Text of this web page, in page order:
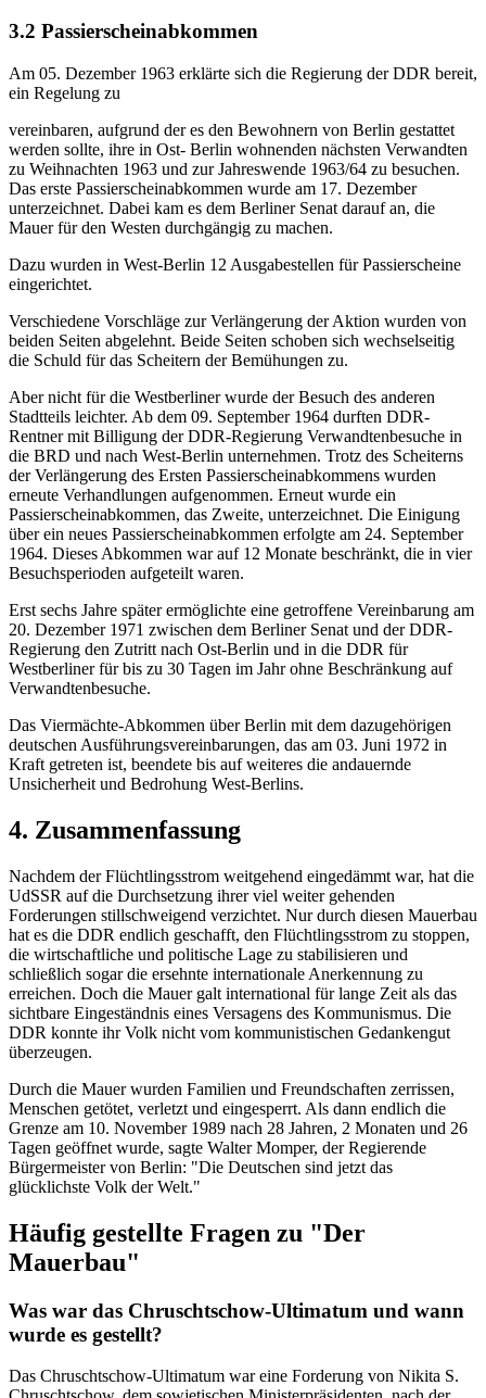
3.2 Passierscheinabkommen
Am 05. Dezember 1963 erklärte sich die Regierung der DDR bereit,
ein Regelung zu
vereinbaren, aufgrund der es den Bewohnern von Berlin gestattet
werden sollte, ihre in Ost- Berlin wohnenden nächsten Verwandten
zu Weihnachten 1963 und zur Jahreswende 1963/64 zu besuchen.
Das erste Passierscheinabkommen wurde am 17. Dezember
unterzeichnet. Dabei kam es dem Berliner Senat darauf an, die
Mauer für den Westen durchgängig zu machen.
Dazu wurden in West-Berlin 12 Ausgabestellen für Passierscheine
eingerichtet.
Verschiedene Vorschläge zur Verlängerung der Aktion wurden von
beiden Seiten abgelehnt. Beide Seiten schoben sich wechselseitig
die Schuld für das Scheitern der Bemühungen zu.
Aber nicht für die Westberliner wurde der Besuch des anderen
Stadtteils leichter. Ab dem 09. September 1964 durften DDR-
Rentner mit Billigung der DDR-Regierung Verwandtenbesuche in
die BRD und nach West-Berlin unternehmen. Trotz des Scheiterns
der Verlängerung des Ersten Passierscheinabkommens wurden
erneute Verhandlungen aufgenommen. Erneut wurde ein
Passierscheinabkommen, das Zweite, unterzeichnet. Die Einigung
über ein neues Passierscheinabkommen erfolgte am 24. September
1964. Dieses Abkommen war auf 12 Monate beschränkt, die in vier
Besuchsperioden aufgeteilt waren.
Erst sechs Jahre später ermöglichte eine getroffene Vereinbarung am
20. Dezember 1971 zwischen dem Berliner Senat und der DDR-
Regierung den Zutritt nach Ost-Berlin und in die DDR für
Westberliner für bis zu 30 Tagen im Jahr ohne Beschränkung auf
Verwandtenbesuche.
Das Viermächte-Abkommen über Berlin mit dem dazugehörigen
deutschen Ausführungsvereinbarungen, das am 03. Juni 1972 in
Kraft getreten ist, beendete bis auf weiteres die andauernde
Unsicherheit und Bedrohung West-Berlins.
4. Zusammenfassung
Nachdem der Flüchtlingsstrom weitgehend eingedämmt war, hat die
UdSSR auf die Durchsetzung ihrer viel weiter gehenden
Forderungen stillschweigend verzichtet. Nur durch diesen Mauerbau
hat es die DDR endlich geschafft, den Flüchtlingsstrom zu stoppen,
die wirtschaftliche und politische Lage zu stabilisieren und
schließlich sogar die ersehnte internationale Anerkennung zu
erreichen. Doch die Mauer galt international für lange Zeit als das
sichtbare Eingeständnis eines Versagens des Kommunismus. Die
DDR konnte ihr Volk nicht vom kommunistischen Gedankengut
überzeugen.
Durch die Mauer wurden Familien und Freundschaften zerrissen,
Menschen getötet, verletzt und eingesperrt. Als dann endlich die
Grenze am 10. November 1989 nach 28 Jahren, 2 Monaten und 26
Tagen geöffnet wurde, sagte Walter Momper, der Regierende
Bürgermeister von Berlin: "Die Deutschen sind jetzt das
glücklichste Volk der Welt."
Häufig gestellte Fragen zu "Der
Mauerbau"
Was war das Chruschtschow-Ultimatum und wann
wurde es gestellt?
Das Chruschtschow-Ultimatum war eine Forderung von Nikita S.